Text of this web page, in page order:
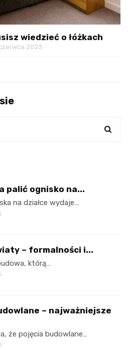
wiedzieć o łóżkach
2023
palić ognisko na...
na działce wydaje…
– formalności i...
którą…
– najważniejsze
że pojęcia budowlane…